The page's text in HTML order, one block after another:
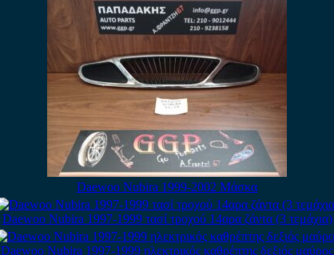
Daewoo Nubira 1999-2002 Μάσκα
Daewoo Nubira 1997-1999 τασί τροχού 14αρα ζάντα (3 τεμάχια)
Daewoo Nubira 1997-1999 ηλεκτρικός καθρέπτης δεξιός μαύρος